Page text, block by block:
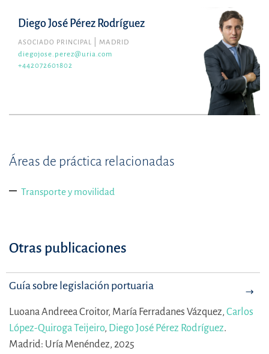
Diego José Pérez Rodríguez
ASOCIADO PRINCIPAL
MADRID
diegojose.perez@uria.com
+442072601802
Áreas de práctica relacionadas
Transporte y movilidad
Otras publicaciones
Guía sobre legislación portuaria
Luoana Andreea Croitor, María Ferradanes Vázquez, Carlos
López-Quiroga Teijeiro, Diego José Pérez Rodríguez.
Madrid: Uría Menéndez, 2025